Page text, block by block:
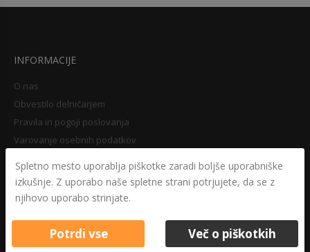
INFORMACIJE
O nas
Obvestilo delničarjem
Pravila in pogoji poslovanja
Varovanje osebnih podatkov
Pravilnik o zasebnosti
Pravno obvestilo
NAKUPOVANJE
Spletno mesto uporablja piškotke zaradi boljše uporabniške
izkušnje. Z uporabo naše spletne strani potrjujete, da se z
njihovo uporabo strinjate.
Potrdi vse Več o piškotkih